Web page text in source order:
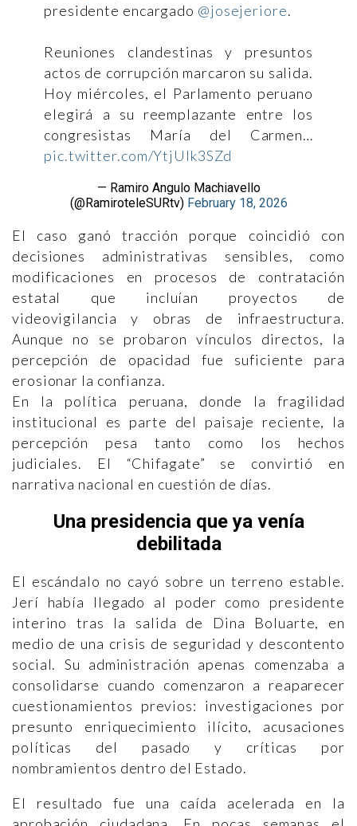
presidente encargado @josejeriore.
Reuniones clandestinas y presuntos
actos de corrupción marcaron su salida.
Hoy miércoles, el Parlamento peruano
elegirá a su reemplazante entre los
congresistas María del Carmen…
pic.twitter.com/YtjUIk3SZd
— Ramiro Angulo Machiavello
(@RamiroteleSURtv) February 18, 2026
El caso ganó tracción porque coincidió con
decisiones administrativas sensibles, como
modificaciones en procesos de contratación
estatal que incluían proyectos de
videovigilancia y obras de infraestructura.
Aunque no se probaron vínculos directos, la
percepción de opacidad fue suficiente para
erosionar la confianza.
En la política peruana, donde la fragilidad
institucional es parte del paisaje reciente, la
percepción pesa tanto como los hechos
judiciales. El “Chifagate” se convirtió en
narrativa nacional en cuestión de días.
Una presidencia que ya venía
debilitada
El escándalo no cayó sobre un terreno estable.
Jerí había llegado al poder como presidente
interino tras la salida de Dina Boluarte, en
medio de una crisis de seguridad y descontento
social. Su administración apenas comenzaba a
consolidarse cuando comenzaron a reaparecer
cuestionamientos previos: investigaciones por
presunto enriquecimiento ilícito, acusaciones
políticas del pasado y críticas por
nombramientos dentro del Estado.
El resultado fue una caída acelerada en la